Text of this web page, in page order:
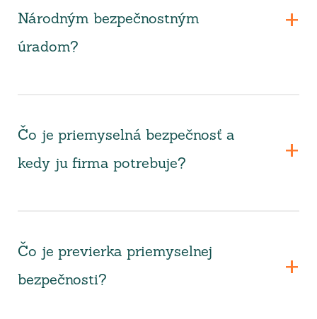
Národným bezpečnostným
úradom?
Čo je priemyselná bezpečnosť a
kedy ju firma potrebuje?
Čo je previerka priemyselnej
bezpečnosti?